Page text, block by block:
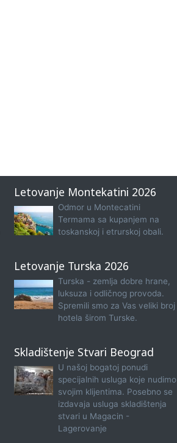
Letovanje Montekatini 2026
Odmor u Montecatini
Termama sa kupanjem na
toskanskoj i etrurskoj obali.
Letovanje Turska 2026
Turska - zemlja dobre hrane,
luksuza i odličnog provoda.
Spremili smo za Vas veliki broj
hotela širom Turske.
Skladištenje Stvari Beograd
U našoj bogatoj ponudi
specijalnih usluga koje nudimo
svojim klijentima. Posebno se
izdavaja usluga skladištenja
stvari u Magacin -
Lagerovanje